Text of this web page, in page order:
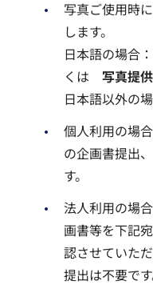
写真ご使用時
します。
日本語の場合：
くは 写真提
日本語以外の場
個人利用の場
の企画書提出
す。
法人利用の場
画書等を下記
認させていた
提出は不要です